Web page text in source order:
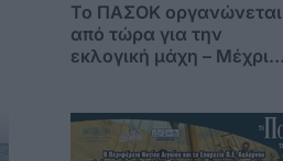
Το ΠΑΣΟΚ οργανώνεται
από τώρα για την
εκλογική μάχη – Μέχρι